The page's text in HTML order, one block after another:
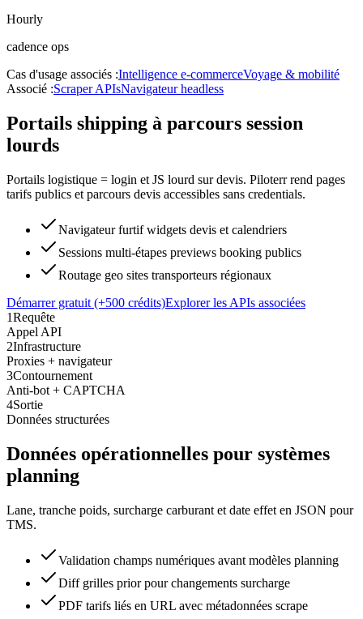
Hourly
cadence ops
Cas d'usage associés :Intelligence e-commerceVoyage & mobilité
Associé :Scraper APIsNavigateur headless
Portails shipping à parcours session
lourds
Portails logistique = login et JS lourd sur devis. Piloterr rend pages
tarifs publics et parcours devis accessibles sans credentials.
Navigateur furtif widgets devis et calendriers
Sessions multi-étapes previews booking publics
Routage geo sites transporteurs régionaux
Démarrer gratuit (+500 crédits)Explorer les APIs associées
1Requête
Appel API
2Infrastructure
Proxies + navigateur
3Contournement
Anti-bot + CAPTCHA
4Sortie
Données structurées
Données opérationnelles pour systèmes
planning
Lane, tranche poids, surcharge carburant et date effet en JSON pour
TMS.
Validation champs numériques avant modèles planning
Diff grilles prior pour changements surcharge
PDF tarifs liés en URL avec métadonnées scrape